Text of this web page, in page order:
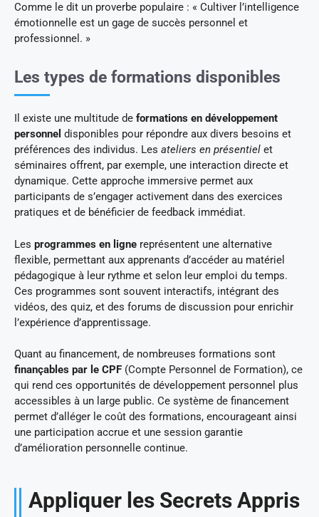
Comme le dit un proverbe populaire : « Cultiver l’intelligence
émotionnelle est un gage de succès personnel et
professionnel. »
Les types de formations disponibles
Il existe une multitude de formations en développement
personnel disponibles pour répondre aux divers besoins et
préférences des individus. Les ateliers en présentiel et
séminaires offrent, par exemple, une interaction directe et
dynamique. Cette approche immersive permet aux
participants de s’engager activement dans des exercices
pratiques et de bénéficier de feedback immédiat.
Les programmes en ligne représentent une alternative
flexible, permettant aux apprenants d’accéder au matériel
pédagogique à leur rythme et selon leur emploi du temps.
Ces programmes sont souvent interactifs, intégrant des
vidéos, des quiz, et des forums de discussion pour enrichir
l’expérience d’apprentissage.
Quant au financement, de nombreuses formations sont
finançables par le CPF (Compte Personnel de Formation), ce
qui rend ces opportunités de développement personnel plus
accessibles à un large public. Ce système de financement
permet d’alléger le coût des formations, encourageant ainsi
une participation accrue et une session garantie
d’amélioration personnelle continue.
Appliquer les Secrets Appris